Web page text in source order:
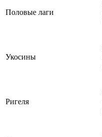
Половые лаги
Укосины
Ригеля